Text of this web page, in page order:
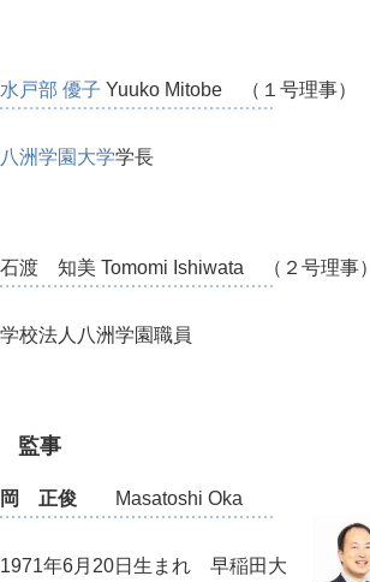
水戸部 優子 Yuuko Mitobe （１号理事）
八洲学園大学学長
石渡 知美 Tomomi Ishiwata （２号理事）
学校法人八洲学園職員
監事
岡 正俊 Masatoshi Oka
1971年6月20日生まれ 早稲田大